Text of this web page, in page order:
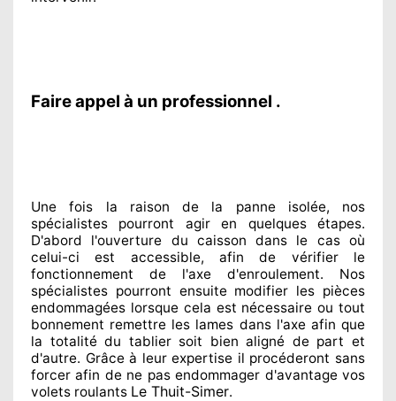
Faire appel à un professionnel .
Une fois la raison de la panne isolée, nos
spécialistes pourront agiren quelques étapes.
D'abord l'ouverture du caisson dans le cas où
celui-ci est accessible, afin de vérifier le
fonctionnement de l'axe d'enroulement. Nos
spécialistes pourront ensuite modifier les pièces
endommagées lorsque cela est nécessaire ou tout
bonnement remettre les lames dans l'axe afin que
la totalitédu tablier soit bien aligné de part et
d'autre. Grâce à leur expertise il procéderont sans
forcer afin dene pas endommager d'avantage vos
volets roulants Le Thuit-Simer.